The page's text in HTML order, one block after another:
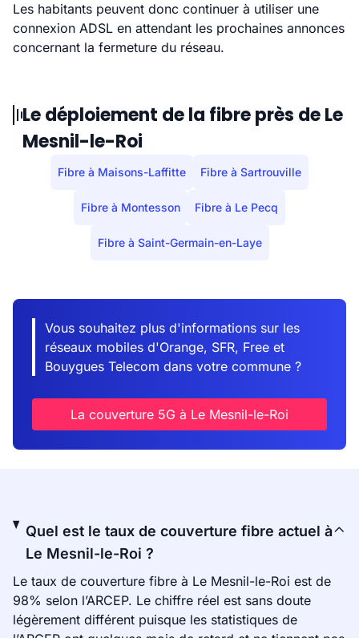
Les habitants peuvent donc continuer à utiliser une
connexion ADSL en attendant les prochaines annonces
concernant la fermeture du réseau.
Le déploiement de la fibre près de Le
Mesnil-le-Roi
Fibre à Maisons-Laffitte Fibre à Sartrouville
Fibre à Montesson Fibre à Le Pecq
Fibre à Saint-Germain-en-Laye
Vous souhaitez plus d'informations sur les
réseaux mobiles d'Orange, SFR, Free et
Bouygues Telecom dans votre commune ?
La couverture 5G à Le Mesnil-le-Roi
Quel est le taux de couverture fibre actuel à
Le Mesnil-le-Roi ?
Le taux de couverture fibre à Le Mesnil-le-Roi est de
98% selon l’ARCEP. Le chiffre réel est sans doute
légèrement différent puisque les statistiques de